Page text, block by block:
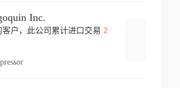
Inc.
户，此公司累计进口交易 2